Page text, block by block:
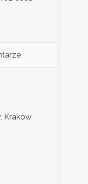
Kraków